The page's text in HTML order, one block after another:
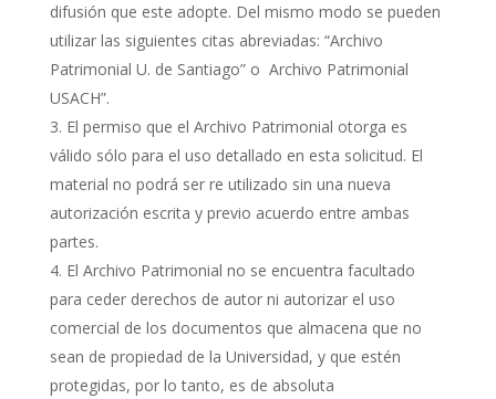
difusión que este adopte. Del mismo modo se pueden
utilizar las siguientes citas abreviadas: “Archivo
Patrimonial U. de Santiago” o Archivo Patrimonial
USACH”.
El permiso que el Archivo Patrimonial otorga es
válido sólo para el uso detallado en esta solicitud. El
material no podrá ser re utilizado sin una nueva
autorización escrita y previo acuerdo entre ambas
partes.
El Archivo Patrimonial no se encuentra facultado
para ceder derechos de autor ni autorizar el uso
comercial de los documentos que almacena que no
sean de propiedad de la Universidad, y que estén
protegidas, por lo tanto, es de absoluta